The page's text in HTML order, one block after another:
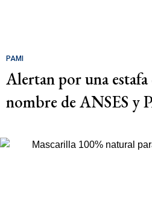
PAMI
Alertan por una estafa
nombre de ANSES y